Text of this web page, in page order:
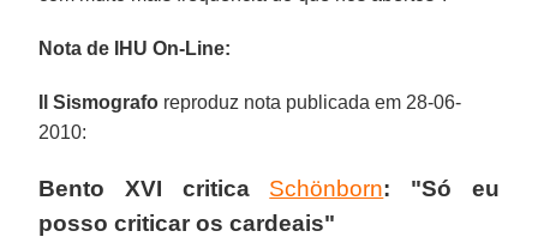
Nota de IHU On-Line:
Il Sismografo reproduz nota publicada em 28-06-
2010:
Bento XVI critica Schönborn: "Só eu
posso criticar os cardeais"